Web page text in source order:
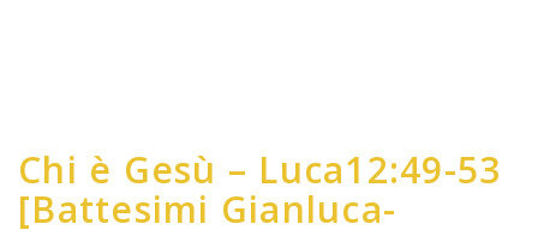
Chi è Gesù – Luca12:49-53
[Battesimi Gianluca-